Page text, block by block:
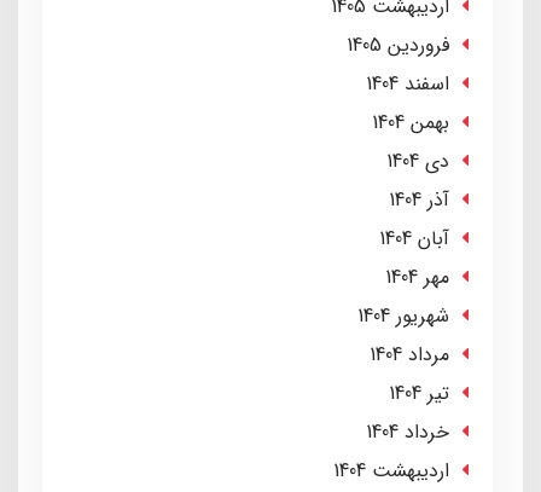
ارديبهشت 1405
فروردین 1405
اسفند 1404
بهمن 1404
دی 1404
آذر 1404
آبان 1404
مهر 1404
شهریور 1404
مرداد 1404
تير 1404
خرداد 1404
ارديبهشت 1404